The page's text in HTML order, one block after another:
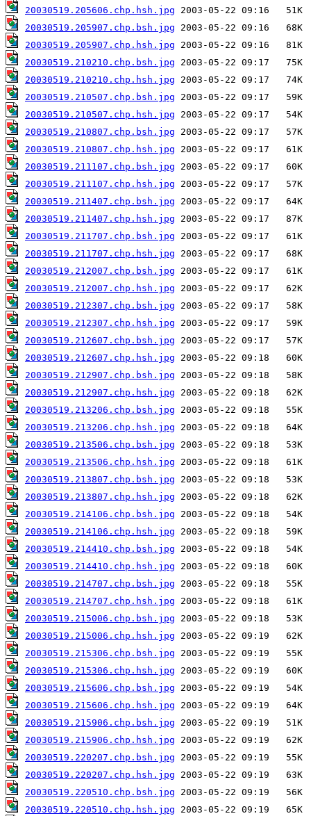
20030519.205606.chp.hsh.jpg
20030519.205907.chp.bsh.jpg
20030519.205907.chp.hsh.jpg
20030519.210210.chp.bsh.jpg
20030519.210210.chp.hsh.jpg
20030519.210507.chp.bsh.jpg
20030519.210507.chp.hsh.jpg
20030519.210807.chp.bsh.jpg
20030519.210807.chp.hsh.jpg
20030519.211107.chp.bsh.jpg
20030519.211107.chp.hsh.jpg
20030519.211407.chp.bsh.jpg
20030519.211407.chp.hsh.jpg
20030519.211707.chp.bsh.jpg
20030519.211707.chp.hsh.jpg
20030519.212007.chp.bsh.jpg
20030519.212007.chp.hsh.jpg
20030519.212307.chp.bsh.jpg
20030519.212307.chp.hsh.jpg
20030519.212607.chp.bsh.jpg
20030519.212607.chp.hsh.jpg
20030519.212907.chp.bsh.jpg
20030519.212907.chp.hsh.jpg
20030519.213206.chp.bsh.jpg
20030519.213206.chp.hsh.jpg
20030519.213506.chp.bsh.jpg
20030519.213506.chp.hsh.jpg
20030519.213807.chp.bsh.jpg
20030519.213807.chp.hsh.jpg
20030519.214106.chp.bsh.jpg
20030519.214106.chp.hsh.jpg
20030519.214410.chp.bsh.jpg
20030519.214410.chp.hsh.jpg
20030519.214707.chp.bsh.jpg
20030519.214707.chp.hsh.jpg
20030519.215006.chp.bsh.jpg
20030519.215006.chp.hsh.jpg
20030519.215306.chp.bsh.jpg
20030519.215306.chp.hsh.jpg
20030519.215606.chp.bsh.jpg
20030519.215606.chp.hsh.jpg
20030519.215906.chp.bsh.jpg
20030519.215906.chp.hsh.jpg
20030519.220207.chp.bsh.jpg
20030519.220207.chp.hsh.jpg
20030519.220510.chp.bsh.jpg
20030519.220510.chp.hsh.jpg